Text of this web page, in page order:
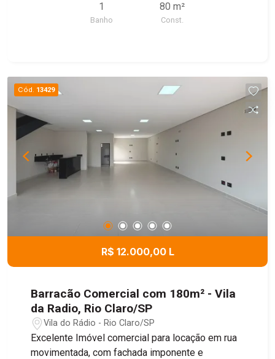
1
Banho
80 m²
Const.
Cód. 13429
R$ 12.000,00 L
Barracão Comercial com 180m² - Vila
da Radio, Rio Claro/SP
Vila do Rádio - Rio Claro/SP
Excelente Imóvel comercial para locação em rua
movimentada, com fachada imponente e